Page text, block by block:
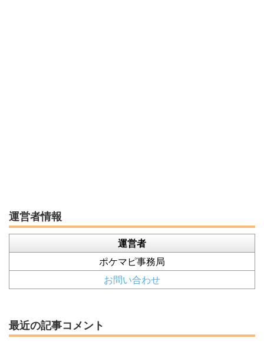
運営者情報
運営者
ポケマピ事務局
お問い合わせ
最近の記事コメント